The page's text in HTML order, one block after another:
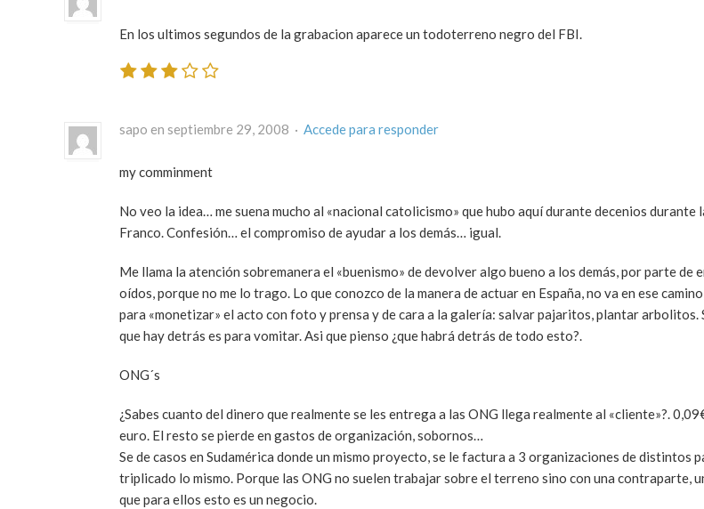
En los ultimos segundos de la grabacion aparece un todoterreno negro del FBI.
sapo en septiembre 29, 2008 · Accede para responder
my comminment
No veo la idea… me suena mucho al «nacional catolicismo» que hubo aquí durante decenios durante
Franco. Confesión… el compromiso de ayudar a los demás… igual.
Me llama la atención sobremanera el «buenismo» de devolver algo bueno a los demás, por parte de
oídos, porque no me lo trago. Lo que conozco de la manera de actuar en España, no va en ese
para «monetizar» el acto con foto y prensa y de cara a la galería: salvar pajaritos, plantar
que hay detrás es para vomitar. Asi que pienso ¿que habrá detrás de todo esto?.
ONG´s
¿Sabes cuanto del dinero que realmente se les entrega a las ONG llega realmente al «cliente»?.
euro. El resto se pierde en gastos de organización, sobornos…
Se de casos en Sudamérica donde un mismo proyecto, se le factura a 3 organizaciones de distintos
triplicado lo mismo. Porque las ONG no suelen trabajar sobre el terreno sino con una contraparte,
que para ellos esto es un negocio.